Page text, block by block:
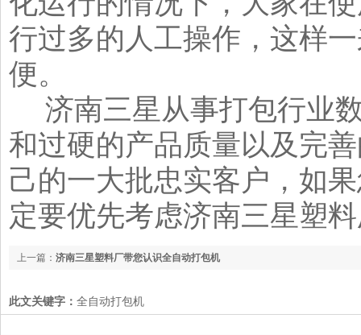
行过多的人工操作，这样
便。
济南三星从事打包行业
和过硬的产品质量以及完
己的一大批忠实客户，如
定要优先考虑济南三星塑
上一篇： 济南三星塑料厂带您认识全自动打包机
此文关键字： 全自动打包机